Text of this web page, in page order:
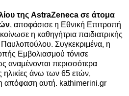
της AstraZeneca σε άτομα
, αποφάσισε η Εθνική Επιτροπή
η καθηγήτρια παιδιατρικής
Συγκεκριμένα, η
Εμβολιασμού τόνισε
αναμένονται περισσότερα
άνω των 65 ετών,
η απόφαση αυτή. kathimerini.gr